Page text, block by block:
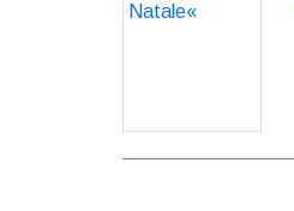
Natale«